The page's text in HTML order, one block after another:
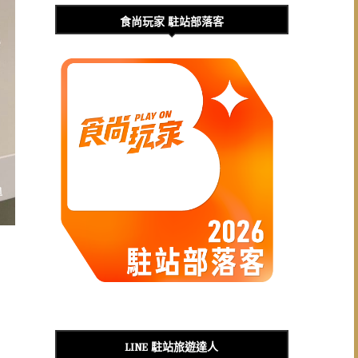
食尚玩家 駐站部落客
LINE 駐站旅遊達人